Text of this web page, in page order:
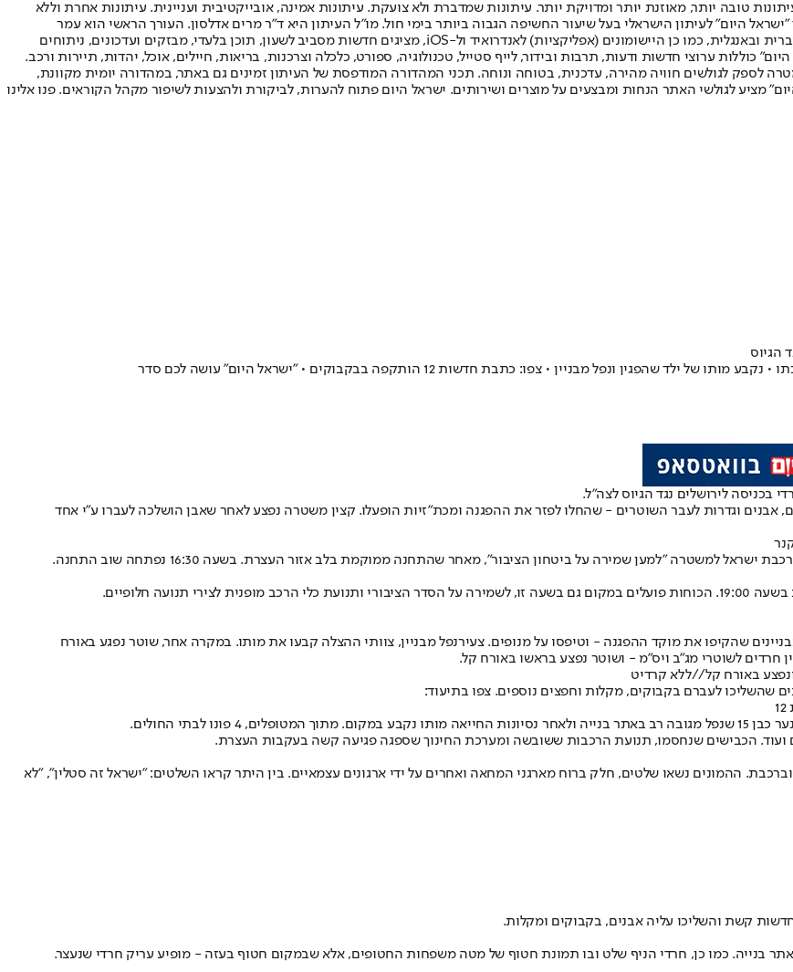
טובה יותר, מאוזנת יותר ומדויקת יותר. עיתונות שמדברת ולא צועקת. עיתונות אמינה, אובייקטיבית ועניינית. עיתונות אחרת וללא
המהדורה המודפסת הראשונה פורסמה ב-30 ביולי 2007, וב-2010 הפך "ישראל היום" לעיתון הישראלי בעל שיעור החשיפה הגבוה ביותר בימי חול. מו"ל העיתון היא ד"ר מרים אדלסון. העורך הראשי הוא עמר
לחמנוביץ, והעורך המייסד הוא עמוס רגב. אתרי האינטרנט של "ישראל היום" בעברית ובאנגלית, כמו כן היישומונים (אפליקציות) לאנדרואיד ול-iOS, מציגים חדשות מסביב לשעון, תוכן בלעדי, מבזקים ועדכונים, ניתוחים
כוללות ערוצי חדשות ודעות, תרבות ובידור, לייף סטייל, טכנולוגיה, ספורט, כלכלה וצרכנות, בריאות, חיילים, אוכל, יהדות, תיירות ורכב.
במטרה לספק לגולשים חוויה מהירה, עדכנית, בטוחה ונוחה. תכני המהדורה המודפסת של העיתון זמינים גם באתר, במהדורה יומית מקוונת,
מציע לגולשי האתר הנחות ומבצעים על מוצרים ושירותים. ישראל היום פתוח להערות, לביקורת ולהצעות לשיפור מקהל הקוראים. פנו אלינו
הגיוס
בכניסה לירושלים נגד הגיוס לצה"ל.
וגדרות לעבר השוטרים - שהחלו לפזר את ההפגנה ומכת"זיות הופעלו. קצין משטרה נפצע לאחר שאבן הושלכה לעברו ע"י אחד
שהקיפו את מוקד ההפגנה - וטיפסו על מנופים. צעירנפל מבניין, צוותי ההצלה קבעו את מותו. במקרה אחר, שוטר נפגע באורח
חרדים לשוטרי מג"ב ויס"מ - ושוטר נפצע בראשו באורח קל.
באורח קל//ללא קרדיט
ועוד. הכבישים שנחסמו, תנועת הרכבות ששובשה ומערכת החינוך שספגה פגיעה קשה בעקבות העצרת.
ההמונים נשאו שלטים, חלק ברוח מארגני המחאה ואחרים על ידי ארגונים עצמאיים. בין היתר קראו השלטים: "ישראל זה סטלין", "לא
קשת והשליכו עליה אבנים, בקבוקים ומקלות.
בנייה. כמו כן, חרדי הניף שלט ובו תמונת חטוף של מטה משפחות החטופים, אלא שבמקום חטוף בעזה - מופיע עריק חרדי שנעצר.